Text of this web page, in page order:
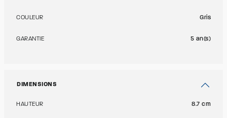
COULEUR Gris
GARANTIE 5 an(s)
DIMENSIONS
HAUTEUR 8.7 cm